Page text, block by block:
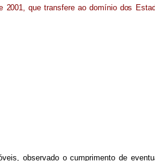
2001, que transfere ao domínio dos
observado o cumprimento de